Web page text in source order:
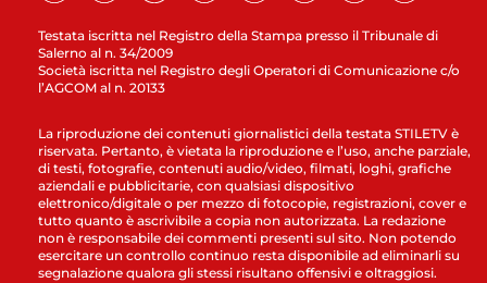
Testata iscritta nel Registro della Stampa presso il Tribunale di
Salerno al n. 34/2009
Società iscritta nel Registro degli Operatori di Comunicazione c/o
l’AGCOM al n. 20133
La riproduzione dei contenuti giornalistici della testata STILETV è
riservata. Pertanto, è vietata la riproduzione e l’uso, anche parziale,
di testi, fotografie, contenuti audio/video, filmati, loghi, grafiche
aziendali e pubblicitarie, con qualsiasi dispositivo
elettronico/digitale o per mezzo di fotocopie, registrazioni, cover e
tutto quanto è ascrivibile a copia non autorizzata. La redazione
non è responsabile dei commenti presenti sul sito. Non potendo
esercitare un controllo continuo resta disponibile ad eliminarli su
segnalazione qualora gli stessi risultano offensivi e oltraggiosi.